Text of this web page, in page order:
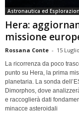
Astronautica ed
Hera:
missione
Rossana Conte - 15
La ricorrenza da poco
punto su Hera, la prima
planetaria. La sonda
Dimorphos, dove
e raccoglierà dati
minacce asteroidali